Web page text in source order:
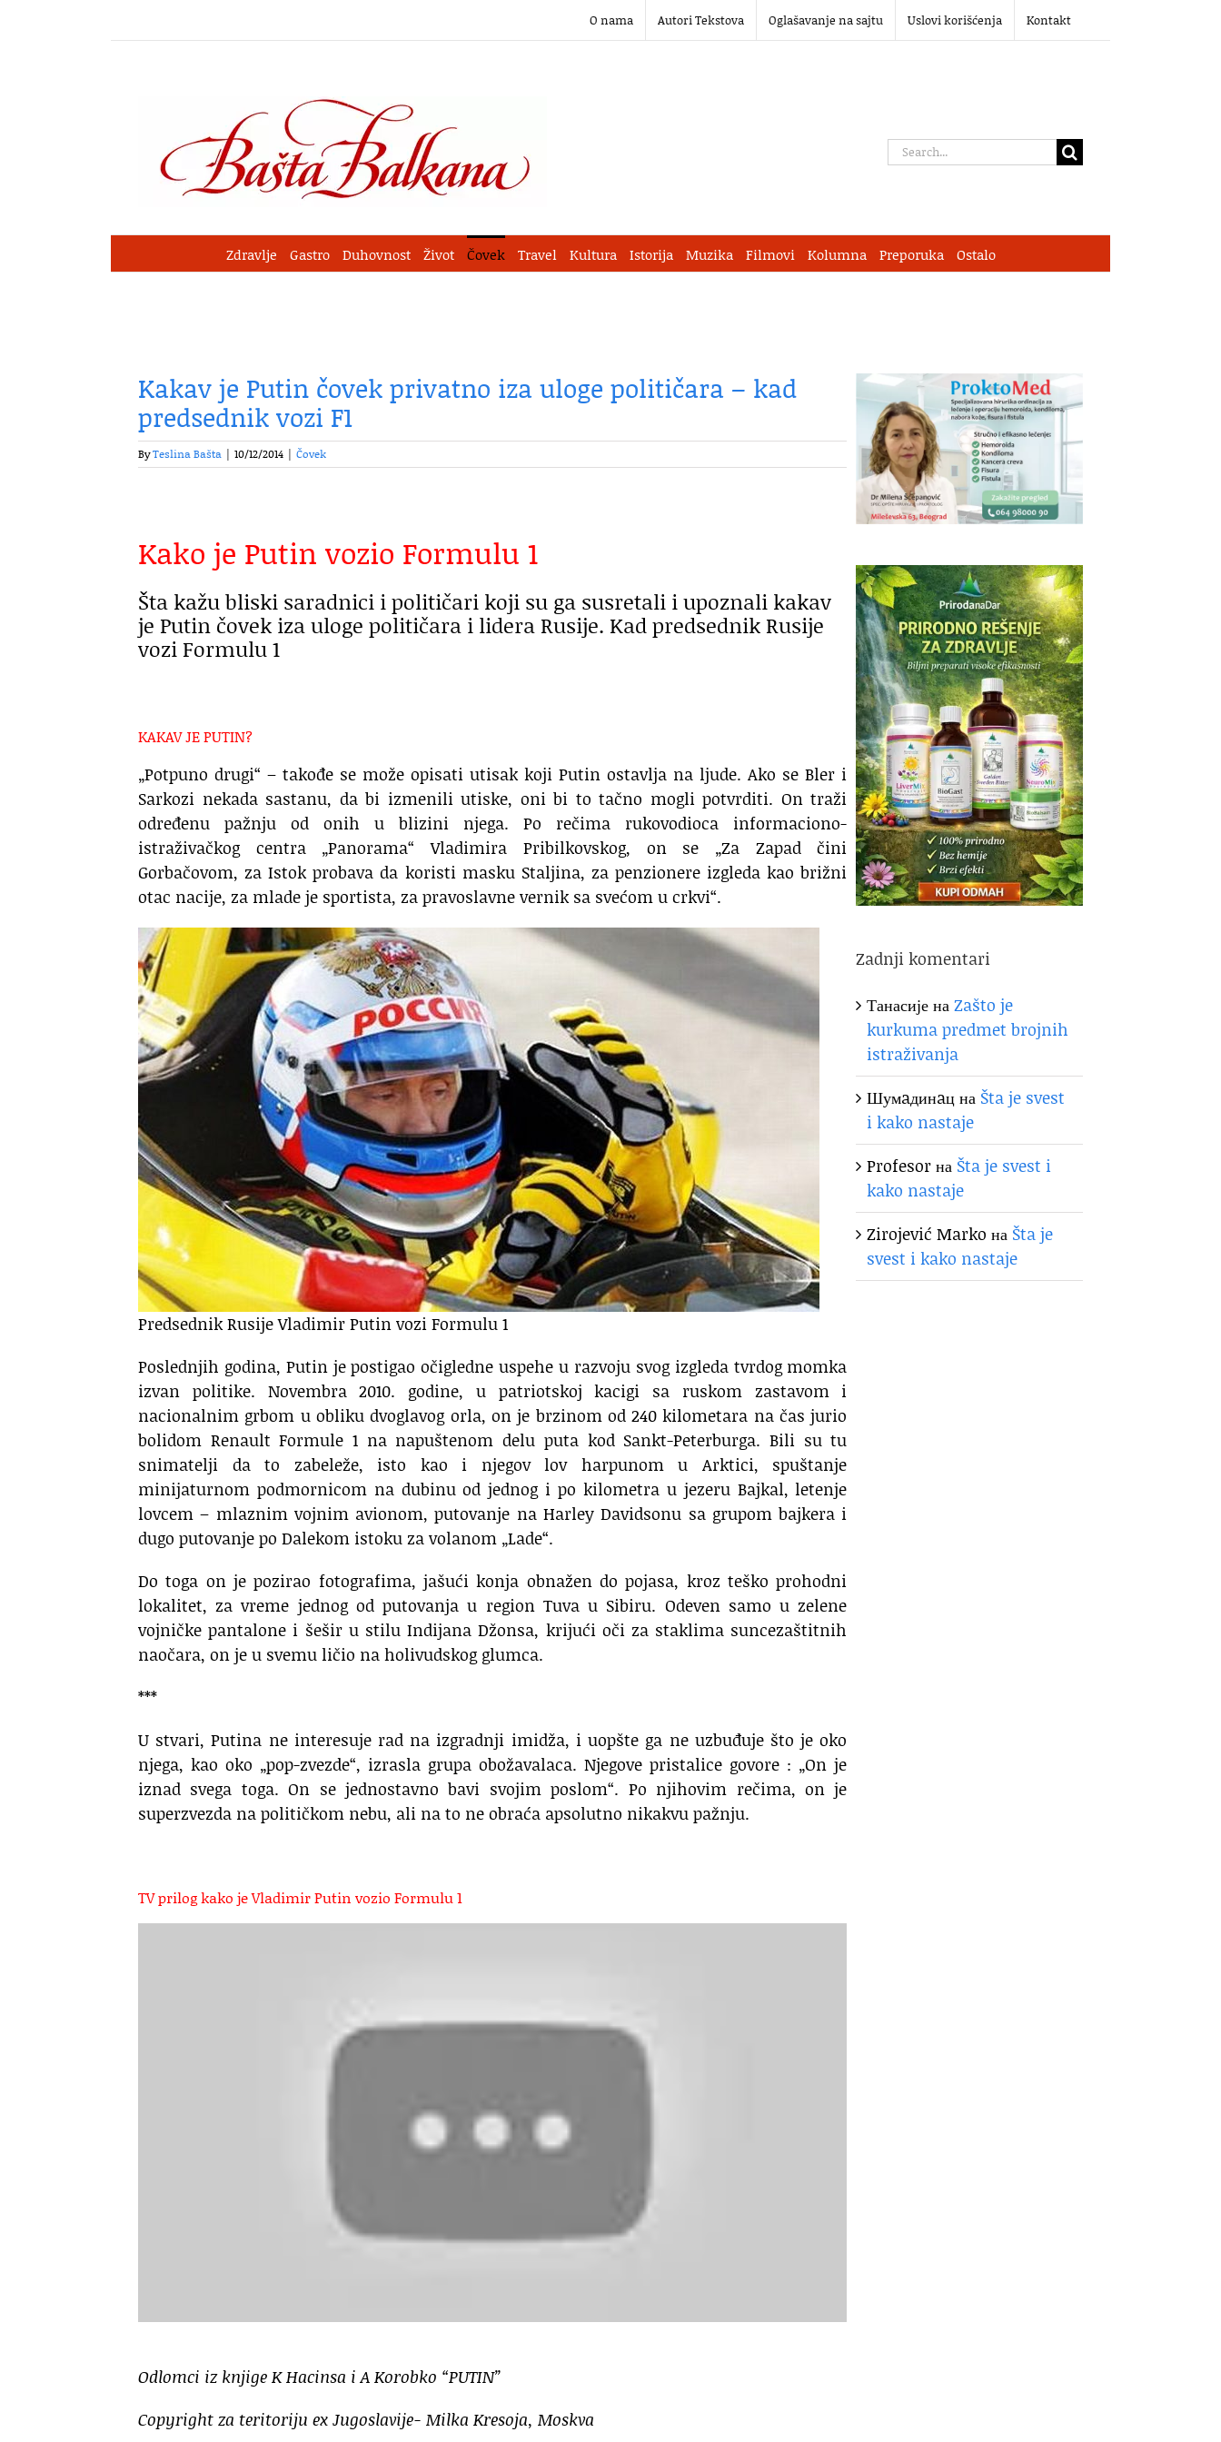
O nama Autori Tekstova Oglašavanje na sajtu Uslovi korišćenja Kontakt
Search
Zdravlje Gastro Duhovnost Život Čovek Travel Kultura Istorija Muzika Filmovi Kolumna Preporuka Ostalo
Kakav je Putin čovek privatno iza uloge političara – kad
predsednik vozi F1
ByTeslina Bašta | 10/12/2014 | Čovek
Kako je Putin vozio Formulu 1
Šta kažu bliski saradnici i političari koji su ga susretali i upoznali kakav
je Putin čovek iza uloge političara i lidera Rusije. Kad predsednik Rusije
vozi Formulu 1
KAKAV JE PUTIN?
„Potpuno drugi“ – takođe se može opisati utisak koji Putin ostavlja na ljude. Ako se Bler i
Sarkozi nekada sastanu, da bi izmenili utiske, oni bi to tačno mogli potvrditi. On traži
određenu pažnju od onih u blizini njega. Po rečima rukovodioca informaciono-
istraživačkog centra „Panorama“ Vladimira Pribilkovskog, on se „Za Zapad čini
Gorbačovom, za Istok probava da koristi masku Staljina, za penzionere izgleda kao brižni
otac nacije, za mlade je sportista, za pravoslavne vernik sa svećom u crkvi“.
Predsednik Rusije Vladimir Putin vozi Formulu 1
Poslednjih godina, Putin je postigao očigledne uspehe u razvoju svog izgleda tvrdog momka
izvan politike. Novembra 2010. godine, u patriotskoj kacigi sa ruskom zastavom i
nacionalnim grbom u obliku dvoglavog orla, on je brzinom od 240 kilometara na čas jurio
bolidom Renault Formule 1 na napuštenom delu puta kod Sankt-Peterburga. Bili su tu
snimatelji da to zabeleže, isto kao i njegov lov harpunom u Arktici, spuštanje
minijaturnom podmornicom na dubinu od jednog i po kilometra u jezeru Bajkal, letenje
lovcem – mlaznim vojnim avionom, putovanje na Harley Davidsonu sa grupom bajkera i
dugo putovanje po Dalekom istoku za volanom „Lade“.
Do toga on je pozirao fotografima, jašući konja obnažen do pojasa, kroz teško prohodni
lokalitet, za vreme jednog od putovanja u region Tuva u Sibiru. Odeven samo u zelene
vojničke pantalone i šešir u stilu Indijana Džonsa, krijući oči za staklima suncezaštitnih
naočara, on je u svemu ličio na holivudskog glumca.
***
U stvari, Putina ne interesuje rad na izgradnji imidža, i uopšte ga ne uzbuđuje što je oko
njega, kao oko „pop-zvezde“, izrasla grupa obožavalaca. Njegove pristalice govore : „On je
iznad svega toga. On se jednostavno bavi svojim poslom“. Po njihovim rečima, on je
superzvezda na političkom nebu, ali na to ne obraća apsolutno nikakvu pažnju.
TV prilog kako je Vladimir Putin vozio Formulu 1
Odlomci iz knjige K Hacinsa i A Korobko “PUTIN”
Copyright za teritoriju ex Jugoslavije- Milka Kresoja, Moskva
Zadnji komentari
ТанасијенаZašto je
kurkuma predmet brojnih
istraživanja
Шумaдинaцна Šta je svest
i kako nastaje
Profesorна Šta je svest i
kako nastaje
Zirojević Marko на Šta je
svest i kako nastaje